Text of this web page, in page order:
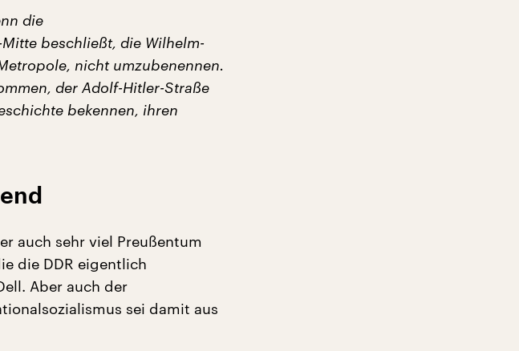
die
beschließt, die Wilhelm-
nicht umzubenennen.
der Adolf-Hitler-Straße
bekennen, ihren
auch sehr viel Preußentum
die DDR eigentlich
Aber auch der
sei damit aus